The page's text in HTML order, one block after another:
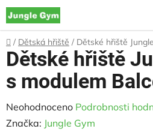
Přejít
na
obsah
Domů
/ Dětská hřiště / Dětské hřiště
Dětské hřiště
s modulem
Průměrné
hodnocení
Neohodnoceno Podrobnosti
Značka: Jungle Gym